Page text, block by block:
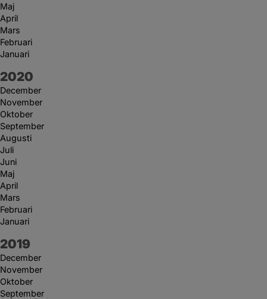
Maj
April
Mars
Februari
Januari
År:
2020
December
November
Oktober
September
Augusti
Juli
Juni
Maj
April
Mars
Februari
Januari
År:
2019
December
November
Oktober
September